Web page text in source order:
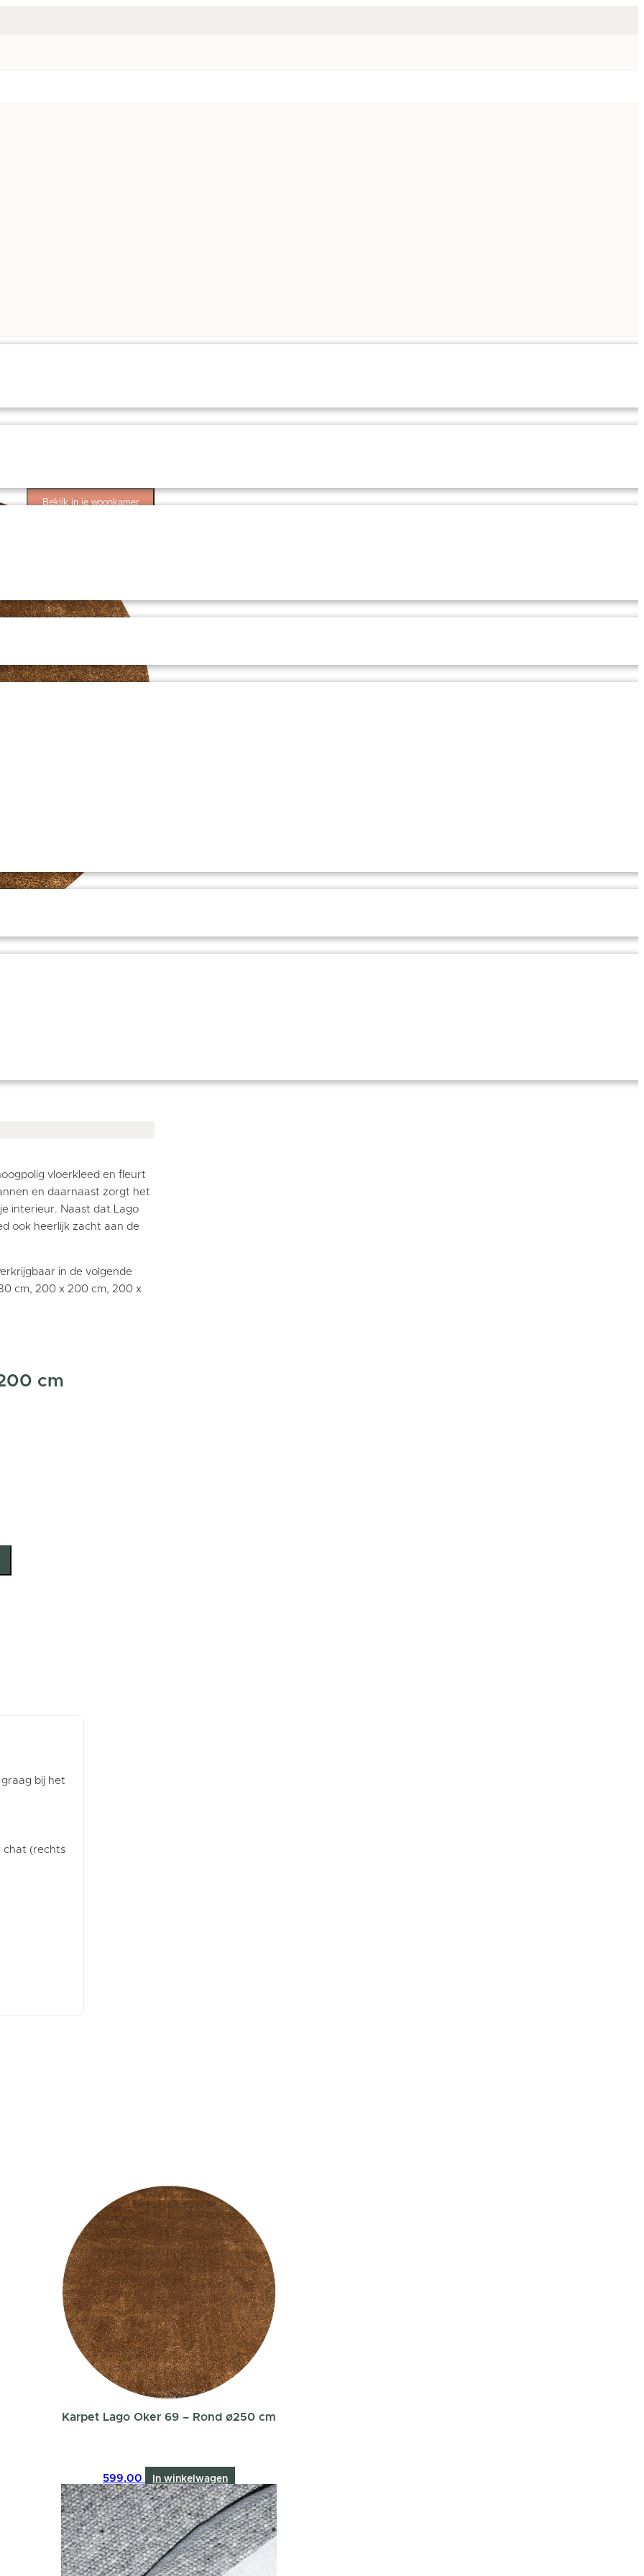
Bekijk in je woonkamer
vloerkleed en fleurt
en daarnaast zorgt het
interieur. Naast dat Lago
ook heerlijk zacht aan de
in de volgende
cm, 200 x 200 cm, 200 x
cm
bij het
chat (rechts
Karpet Lago Oker 69 – Rond ø250 cm
599,00 In winkelwagen